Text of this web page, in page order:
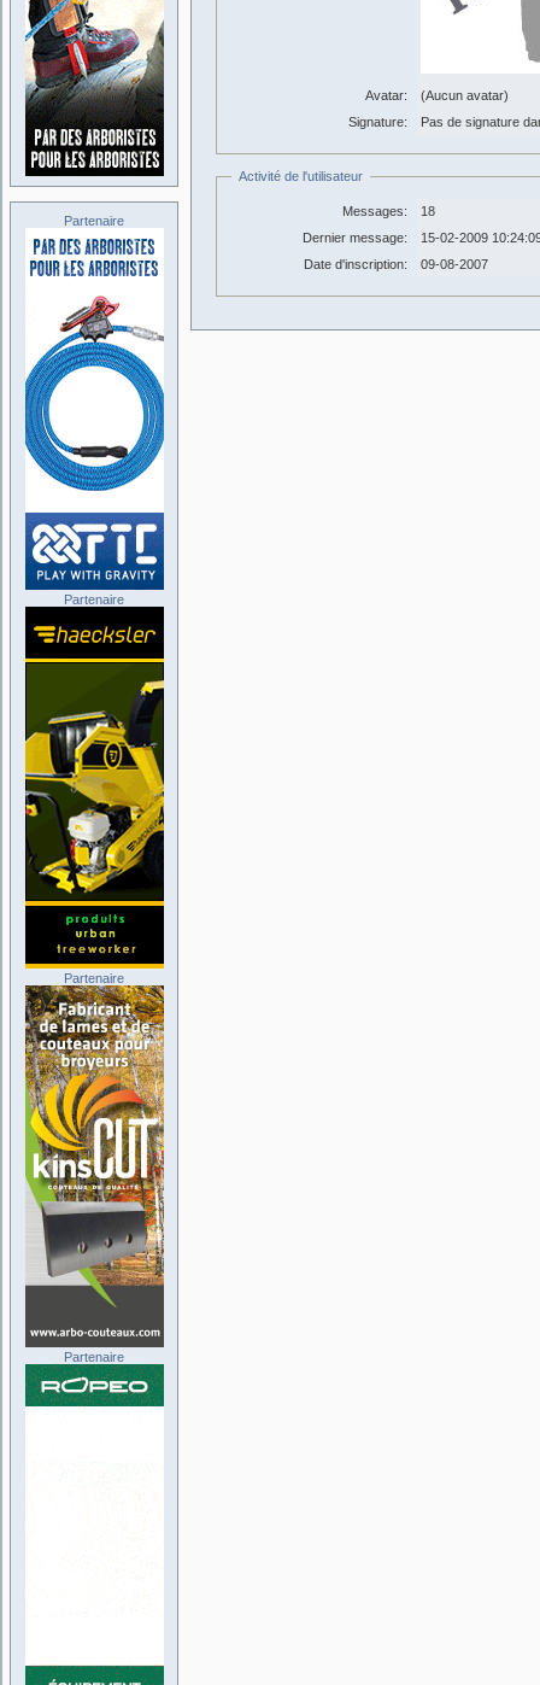
Avatar:
(Aucun avatar)
Signature:
Pas de signature
Activité de l'utilisateur
Messages:
18
Dernier message:
15-02-2009
Date d'inscription:
09-08-2007
Partenaire
Partenaire
Partenaire
Partenaire